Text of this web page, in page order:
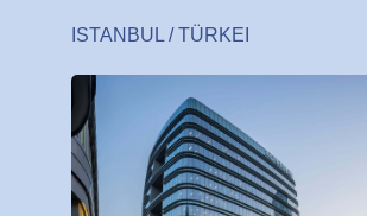
ISTANBUL / TÜRKEI